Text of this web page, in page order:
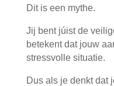
Dit is een mythe.
Jij bent júist de
betekent dat jouw
stressvolle situatie.
Dus als je denkt dat